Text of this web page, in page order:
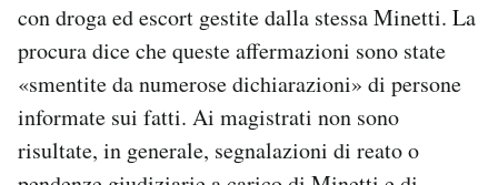
con droga ed escort gestite dalla stessa Minetti. La
procura dice che queste affermazioni sono state
«smentite da numerose dichiarazioni» di persone
informate sui fatti. Ai magistrati non sono
risultate, in generale, segnalazioni di reato o